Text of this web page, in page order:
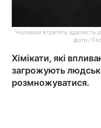
Чоловіки втратять
фото /
Хімікати, які
загрожують
розмножуватися.